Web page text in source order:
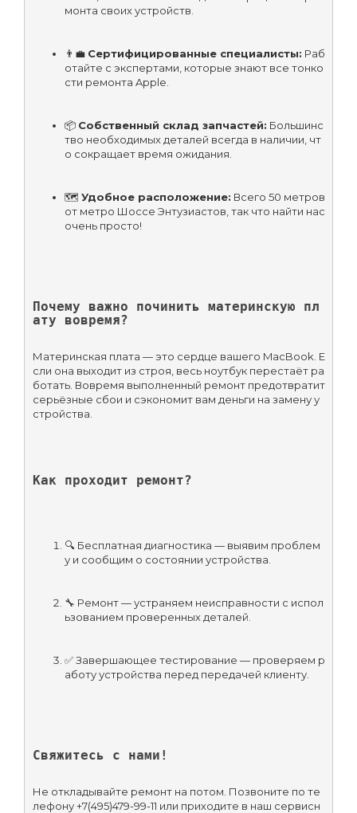
монта своих устройств.
👨‍💼 Сертифицированные специалисты: Раб
отайте с экспертами, которые знают все тонко
сти ремонта Apple.
📦 Собственный склад запчастей: Большинс
тво необходимых деталей всегда в наличии, чт
о сокращает время ожидания.
🗺️ Удобное расположение: Всего 50 метров
от метро Шоссе Энтузиастов, так что найти нас
очень просто!
Почему важно починить материнскую пл
ату вовремя?
Материнская плата — это сердце вашего MacBook. Е
сли она выходит из строя, весь ноутбук перестаёт ра
ботать. Вовремя выполненный ремонт предотвратит
серьёзные сбои и сэкономит вам деньги на замену у
стройства.
Как проходит ремонт?
🔍 Бесплатная диагностика — выявим проблем
у и сообщим о состоянии устройства.
🔧 Ремонт — устраняем неисправности с испол
ьзованием проверенных деталей.
✅ Завершающее тестирование — проверяем р
аботу устройства перед передачей клиенту.
Свяжитесь с нами!
Не откладывайте ремонт на потом. Позвоните по те
лефону +7(495)479-99-11 или приходите в наш сервисн